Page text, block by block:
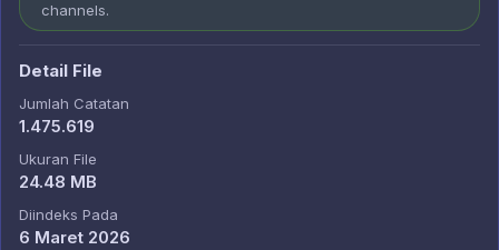
channels.
Detail File
Jumlah Catatan
1.475.619
Ukuran File
24.48 MB
Diindeks Pada
6 Maret 2026